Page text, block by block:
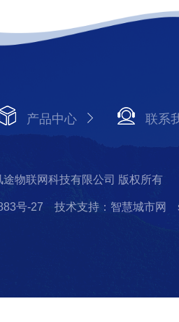
产品中心 联系
物联网科技有限公司 版权所有
号-27 技术支持：智慧城市网